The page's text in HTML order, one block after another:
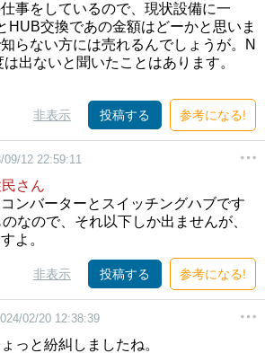
事をしているので、現状設備に一
HUB交換であの金額はどーかと思いま
らない方には売れるんでしょうが。N
出ないと聞いたことはあります。
非表示 投稿する 参考になる!
09/12 22:59:11
さん
ンバーターとスイッチングハブです
なので、それ以下しか出ませんが、
よ。
非表示 投稿する 参考になる!
02/20 12:38:39
っと紛糾しましたね。